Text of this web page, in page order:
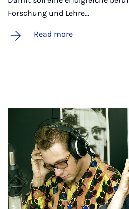
Forschung und Lehre…
Read more